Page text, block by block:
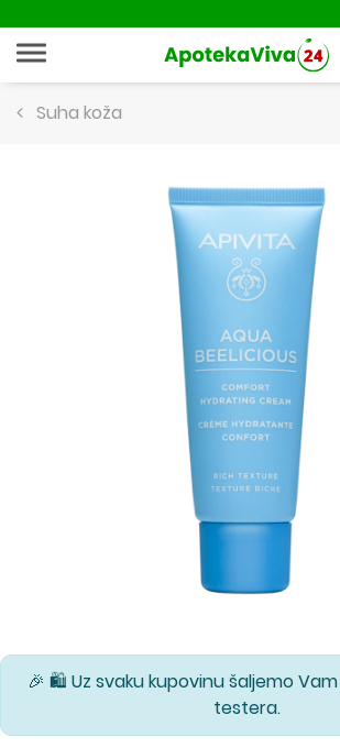
Suha koža
🎉 🛍️ Uz svaku kupovinu šaljemo
testera.